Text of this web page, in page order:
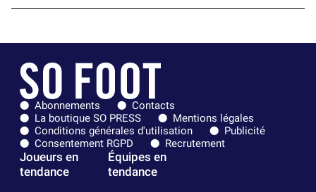
Abonnements
Contacts
La boutique SO PRESS
Mentions légales
Conditions générales d'utilisation
Publicité
Consentement RGPD
Recrutement
Joueurs en
tendance
Équipes en
tendance